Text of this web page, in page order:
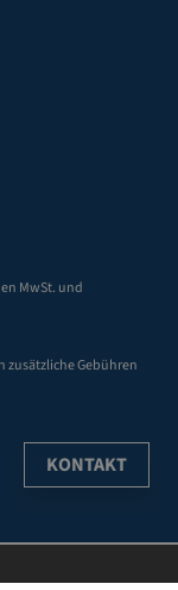
MwSt. und
zusätzliche Gebühren
KONTAKT